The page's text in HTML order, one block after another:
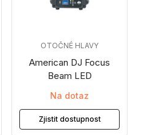
American DJ Focus
Beam LED
OTOČNÉ HLAVY
Na dotaz
Zjistit dostupnost